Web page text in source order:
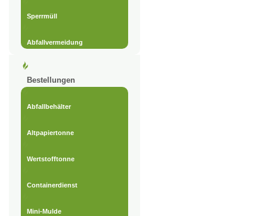
Sperrmüll
Abfallvermeidung
Bestellungen
Abfallbehälter
Altpapiertonne
Wertstofftonne
Containerdienst
Mini-Mulde